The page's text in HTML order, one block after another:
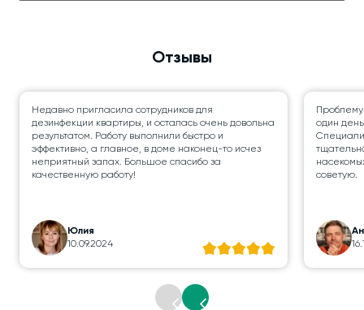
Отзывы
Недавно пригласила сотрудников для
дезинфекции квартиры, и осталась очень довольна
результатом. Работу выполнили быстро и
эффективно, а главное, в доме наконец-то исчез
неприятный запах. Большое спасибо за
качественную работу!
Юлия
10.09.2024
один
советую.